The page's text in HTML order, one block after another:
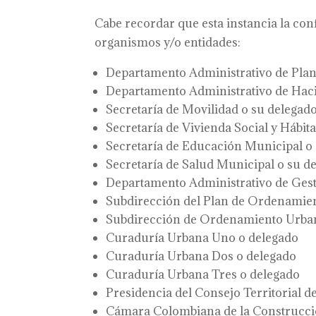
Cabe recordar que esta instancia la
organismos y/o entidades:
Departamento Administrativo de
Departamento Administrativo de
Secretaría de Movilidad o su
Secretaría de Vivienda Social y
Secretaría de Educación Municipal o
Secretaría de Salud Municipal o su
Departamento Administrativo de
Subdirección del Plan de
Subdirección de Ordenamiento
Curaduría Urbana Uno o delegado
Curaduría Urbana Dos o delegado
Curaduría Urbana Tres o delegado
Presidencia del Consejo Territorial
Cámara Colombiana de la